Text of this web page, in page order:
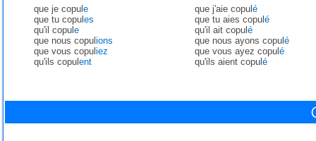
que je copul e
que tu copul es
qu'il copul e
que nous copul ions
que vous copul iez
qu'ils copul ent
que j'aie copul é
que tu aies copul é
qu'il ait copul é
que nous ayons copul é
que vous ayez copul é
qu'ils aient copul é